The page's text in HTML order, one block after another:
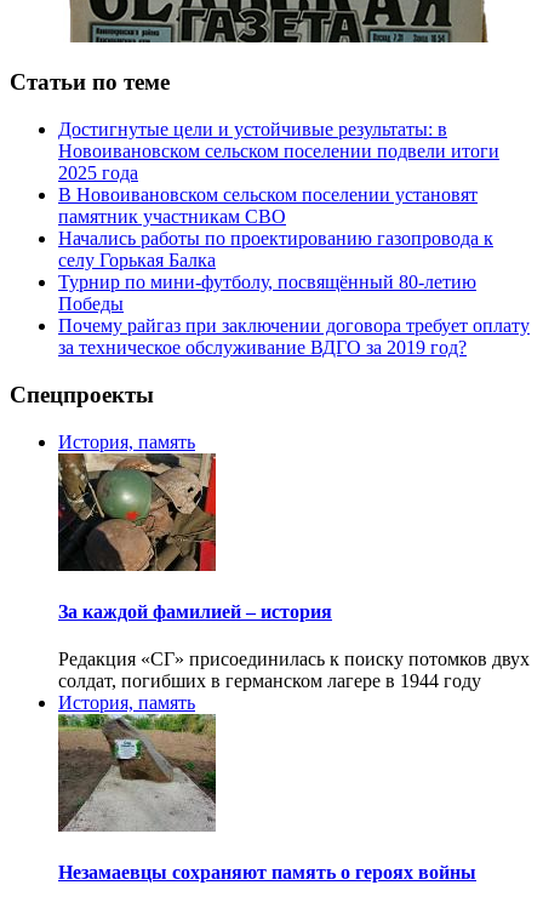
Статьи по теме
Достигнутые цели и устойчивые результаты: в
Новоивановском сельском поселении подвели итоги
2025 года
В Новоивановском сельском поселении установят
памятник участникам СВО
Начались работы по проектированию газопровода к
селу Горькая Балка
Турнир по мини-футболу, посвящённый 80-летию
Победы
Почему райгаз при заключении договора требует оплату
за техническое обслуживание ВДГО за 2019 год?
Спецпроекты
История, память
За каждой фамилией – история
Редакция «СГ» присоединилась к поиску потомков двух
солдат, погибших в германском лагере в 1944 году
История, память
Незамаевцы сохраняют память о героях войны